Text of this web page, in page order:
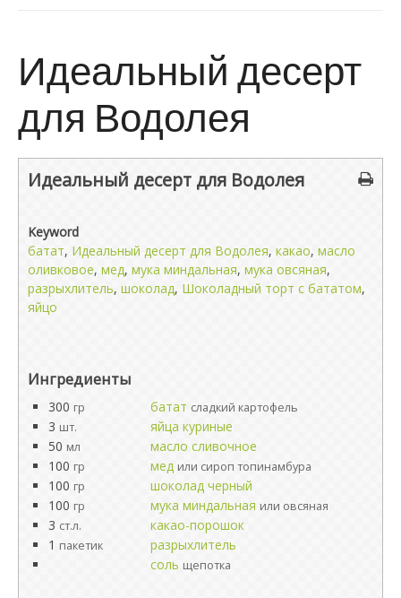
Идеальный десерт
для Водолея
Идеальный десерт для Водолея
Keyword
батат, Идеальный десерт для Водолея, какао, масло
оливковое, мед, мука миндальная, мука овсяная,
разрыхлитель, шоколад, Шоколадный торт с бататом,
яйцо
Ингредиенты
300 гр батат сладкий картофель
3 шт.
яйца куриные
50 мл
масло сливочное
100 гр мед или сироп топинамбура
100 гр
шоколад черный
100 гр мука миндальная или овсяная
3 ст.л.
какао-порошок
1 пакетик
разрыхлитель
соль щепотка